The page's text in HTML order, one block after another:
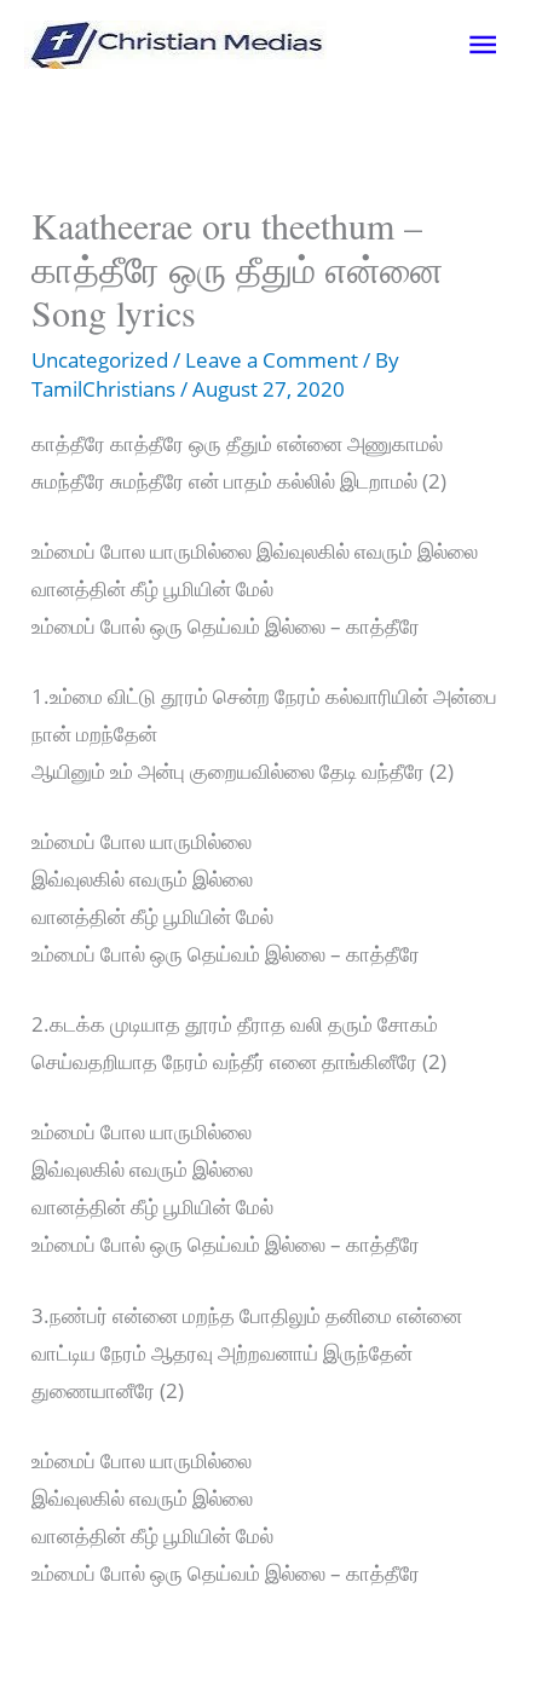
Kaatheerae oru theethum –
காத்தீரே ஒரு தீதும் என்னை
Song lyrics
Uncategorized / Leave a Comment/ By
TamilChristians/August 27, 2020
காத்தீரே காத்தீரே ஒரு தீதும் என்னை அணுகாமல்
சுமந்தீரே சுமந்தீரே என் பாதம் கல்லில் இடறாமல் (2)
உம்மைப் போல யாருமில்லை இவ்வுலகில் எவரும் இல்லை
வானத்தின் கீழ் பூமியின் மேல்
உம்மைப் போல் ஒரு தெய்வம் இல்லை – காத்தீரே
1.உம்மை விட்டு தூரம் சென்ற நேரம் கல்வாரியின் அன்பை
நான் மறந்தேன்
ஆயினும் உம் அன்பு குறையவில்லை தேடி வந்தீரே (2)
உம்மைப் போல யாருமில்லை
இவ்வுலகில் எவரும் இல்லை
வானத்தின் கீழ் பூமியின் மேல்
உம்மைப் போல் ஒரு தெய்வம் இல்லை – காத்தீரே
2.கடக்க முடியாத தூரம் தீராத வலி தரும் சோகம்
செய்வதறியாத நேரம் வந்தீர் எனை தாங்கினீரே (2)
உம்மைப் போல யாருமில்லை
இவ்வுலகில் எவரும் இல்லை
வானத்தின் கீழ் பூமியின் மேல்
உம்மைப் போல் ஒரு தெய்வம் இல்லை – காத்தீரே
3.நண்பர் என்னை மறந்த போதிலும் தனிமை என்னை
வாட்டிய நேரம் ஆதரவு அற்றவனாய் இருந்தேன்
துணையானீரே (2)
உம்மைப் போல யாருமில்லை
இவ்வுலகில் எவரும் இல்லை
வானத்தின் கீழ் பூமியின் மேல்
உம்மைப் போல் ஒரு தெய்வம் இல்லை – காத்தீரே